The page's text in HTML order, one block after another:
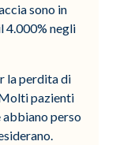
sono in
4.000% negli
la perdita di
Molti pazienti
abbiano perso